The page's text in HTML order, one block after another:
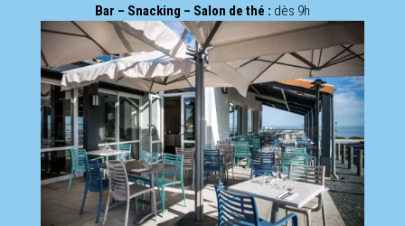
Bar – Snacking – Salon de thé : dès 9h